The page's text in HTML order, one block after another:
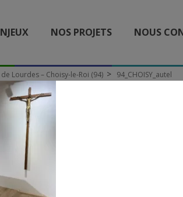
NOS PROJETS NOUS
Lourdes – Choisy-le-Roi (94) 94_CHOISY_autel